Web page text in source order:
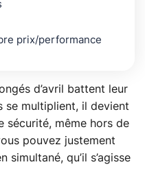
prix/performance
d’avril battent leur
se multiplient, il devient
sécurité, même hors de
pouvez justement
simultané, qu’il s’agisse